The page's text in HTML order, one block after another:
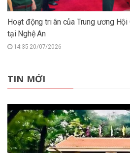
Hoạt động tri ân của Trung ương
tại Nghệ An
14:35 20/07/2026
TIN MỚI